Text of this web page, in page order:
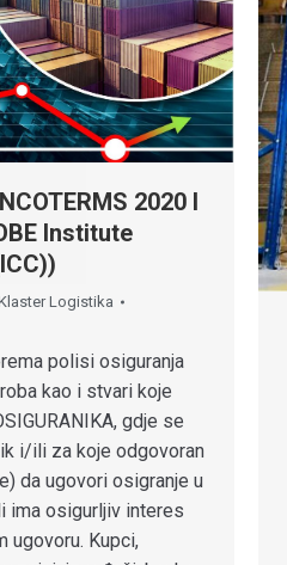
2020 I
Institute
Logistika
polisi osiguranja
kao i stvari koje
gdje se
i/ili za koje odgovoran
da ugovori osigranje u
ima osigurljiv interes
ugovoru. Kupci,